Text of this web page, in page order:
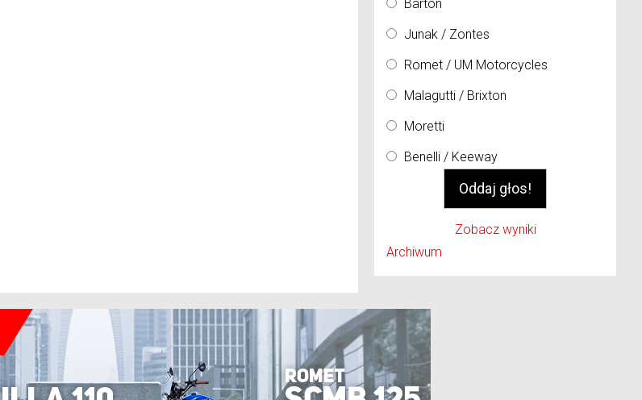
Barton
Junak / Zontes
Romet / UM Motorcycles
Malagutti / Brixton
Moretti
Benelli / Keeway
Zobacz wyniki
Archiwum